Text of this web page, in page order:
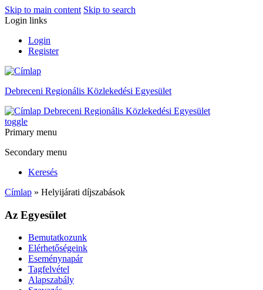
Skip to main content Skip to search
Login links
Login
Register
Debreceni Regionális Közlekedési Egyesület
Debreceni Regionális Közlekedési Egyesület
toggle
Primary menu
Secondary menu
Keresés
Címlap » Helyijárati díjszabások
Az Egyesület
Bemutatkozunk
Elérhetőségeink
Eseménynapár
Tagfelvétel
Alapszabály